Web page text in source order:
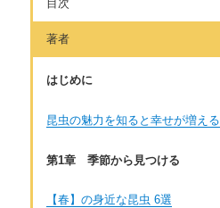
目次
著者
はじめに
昆虫の魅力を知ると幸せが増える
第1章 季節から見つける
【春】の身近な昆虫 6選